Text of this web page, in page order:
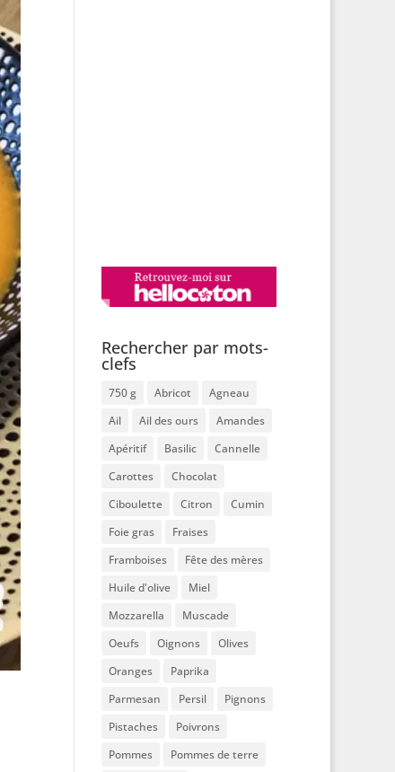
Rechercher par mots-
clefs
750 g Abricot
Agneau
Ail
Ail des ours
Amandes
Apéritif
Basilic
Cannelle
Carottes
Chocolat
Ciboulette
Citron
Cumin
Foie gras
Fraises
Framboises
Fête des mères
Huile d'olive
Miel
Mozzarella
Muscade
Oeufs
Oignons
Olives
Oranges
Paprika
Parmesan
Persil
Pignons
Pistaches
Poivrons
Pommes
Pommes de terre